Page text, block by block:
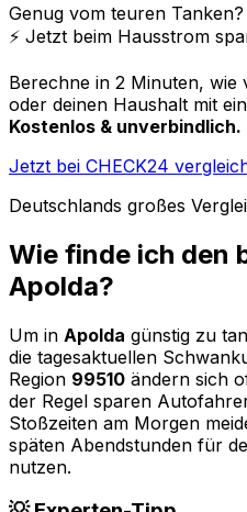
Genug vom teuren Tanken?
⚡️ Jetzt beim Hausstrom
Berechne in 2 Minuten, wie
oder deinen Haushalt mit
Kostenlos & unverbindlich.
Jetzt bei CHECK24
Deutschlands großes
Wie finde ich den
Apolda?
Um in Apolda günstig zu
die tagesaktuellen
Region 99510 ändern sich
der Regel sparen
Stoßzeiten am Morgen
späten Abendstunden für
nutzen.